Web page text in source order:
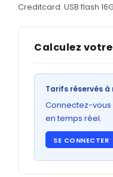
GRAND FORMAT
Abribus
Creditcard. USB flash
Calculez
Tarifs réservés à
Connectez-vous
en temps réel.
SE CONNECTER